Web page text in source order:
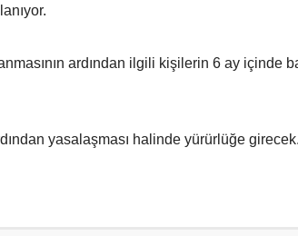
ardından ilgili kişilerin 6 ay içinde
yasalaşması halinde yürürlüğe girecek.